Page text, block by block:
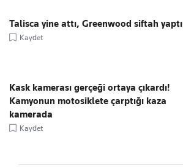
Talisca yine attı, Greenwood siftah yaptı
Kaydet
Kask kamerası gerçeği ortaya çıkardı!
Kamyonun motosiklete çarptığı kaza
kamerada
Kaydet